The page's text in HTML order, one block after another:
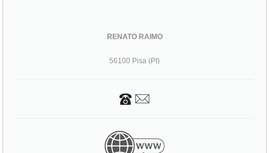
RENATO RAIMO
56100 Pisa (PI)